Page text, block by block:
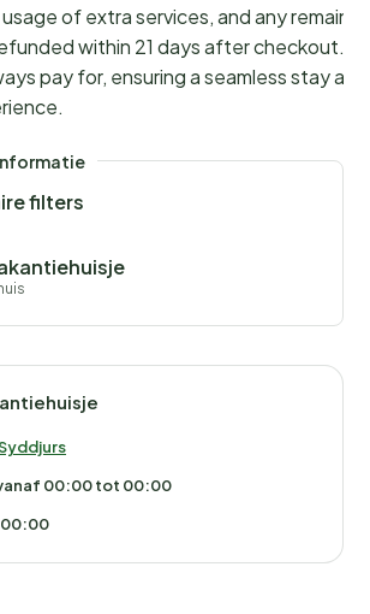
of extra services, and any
within 21 days after
pay for, ensuring a seamless stay and
filters
00:00 tot 00:00